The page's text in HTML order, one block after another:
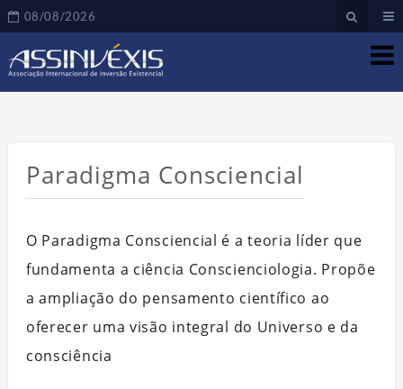
08/08/2026
Paradigma Consciencial
O Paradigma Consciencial é a teoria líder que
fundamenta a ciência Conscienciologia. Propõe
a ampliação do pensamento científico ao
oferecer uma visão integral do Universo e da
consciência